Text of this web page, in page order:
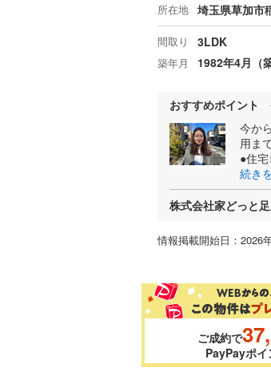
所在地 埼玉県草加市
間取り 3LDK
築年月 1982年4月（
おすすめポイント
今か
用ま
●住
続き
株式会社家どっと
情報掲載開始日：2026
ご成約で
PayPayポイ